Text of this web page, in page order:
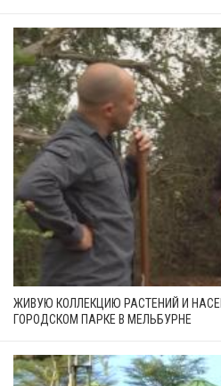
ЖИВУЮ КОЛЛЕКЦИЮ РАСТЕНИЙ И
ГОРОДСКОМ ПАРКЕ В МЕЛЬБУРНЕ